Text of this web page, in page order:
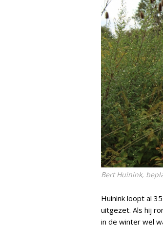
Bert Huinink,
Huinink loopt al
uitgezet. Als hij
in de winter wel